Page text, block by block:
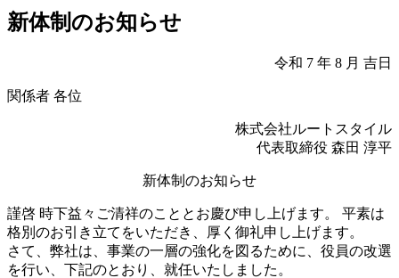
新体制のお知らせ
令和 7 年 8 月 吉日
関係者 各位
株式会社ルートスタイル
代表取締役 森田 淳平
新体制のお知らせ
謹啓 時下益々ご清祥のこととお慶び申し上げます。 平素は
格別のお引き立てをいただき、厚く御礼申し上げます。
さて、弊社は、事業の一層の強化を図るために、役員の改選
を行い、下記のとおり、就任いたしました。